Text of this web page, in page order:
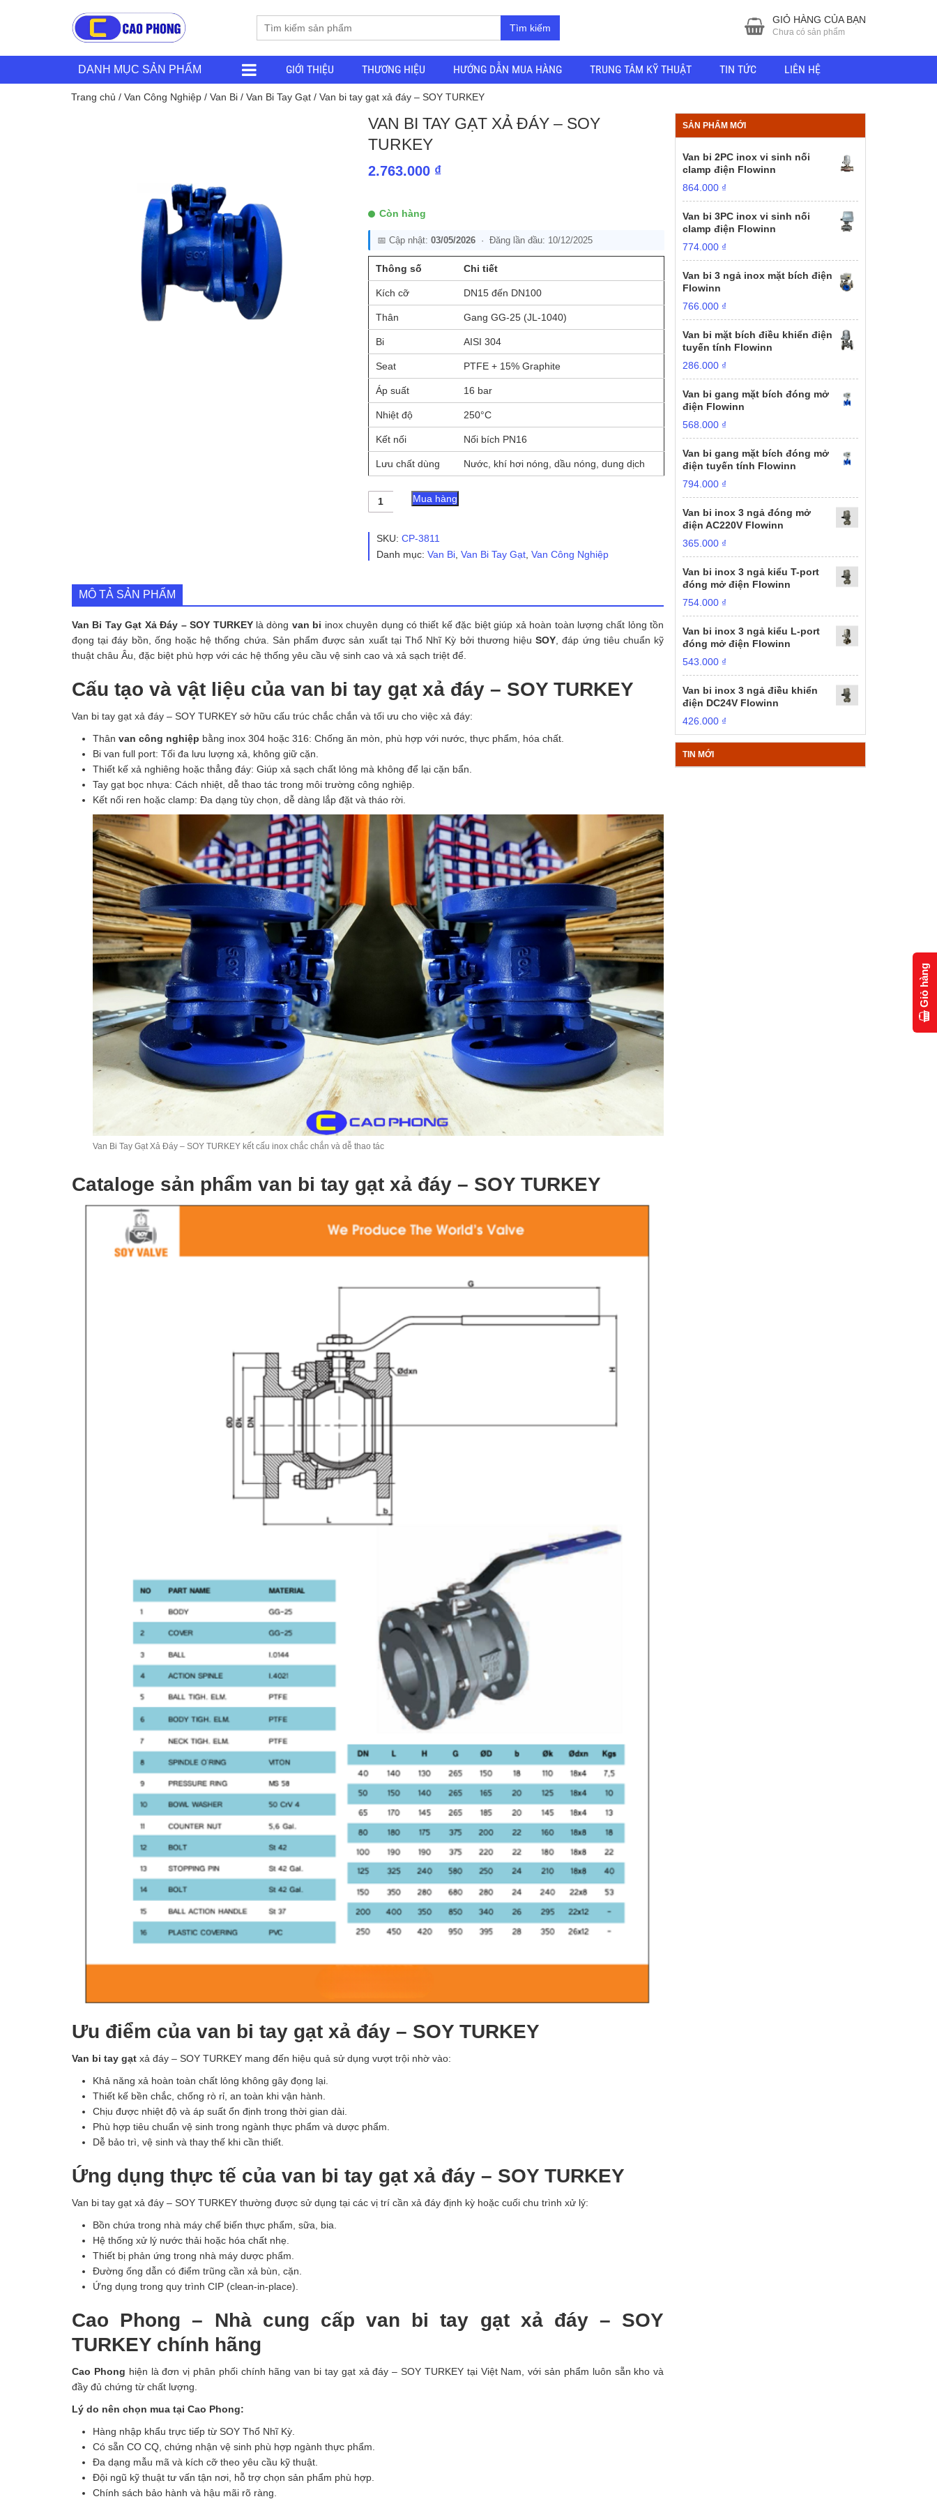
Tìm kiếm
GIỎ HÀNG CỦA BẠN
Chưa có sản phẩm
DANH MỤC SẢN PHẨM GIỚI THIỆU THƯƠNG HIỆU HƯỚNG DẪN MUA HÀNG TRUNG TÂM KỸ THUẬT TIN TỨC LIÊN HỆ
Trang chủ / Van Công Nghiệp / Van Bi / Van Bi Tay Gạt / Van bi tay gạt xả đáy – SOY TURKEY
VAN BI TAY GẠT XẢ ĐÁY – SOY
TURKEY
2.763.000 ₫
Còn hàng
📅 Cập nhật: 03/05/2026· Đăng lần đầu: 10/12/2025
Thông số Chi tiết
Kích cỡ DN15 đến DN100
Thân Gang GG-25 (JL-1040)
Bi AISI 304
Seat PTFE + 15% Graphite
Áp suất 16 bar
Nhiệt độ 250°C
Kết nối Nối bích PN16
Lưu chất dùng Nước, khí hơi nóng, dầu nóng, dung dịch
Van
gạt
đáy
số
lượng
Mua hàng
SKU: CP-3811
Danh mục: Van Bi, Van Bi Tay Gạt, Van Công Nghiệp
MÔ TẢ SẢN PHẨM
Van Bi Tay Gạt Xả Đáy – SOY TURKEYlà dòng van bi inox chuyên dụng có thiết kế đặc biệt giúp xả hoàn toàn lượng chất lỏng tồn
đọng tại đáy bồn, ống hoặc hệ thống chứa. Sản phẩm được sản xuất tại Thổ Nhĩ Kỳ bởi thương hiệuSOY , đáp ứng tiêu chuẩn kỹ
thuật châu Âu, đặc biệt phù hợp với các hệ thống yêu cầu vệ sinh cao và xả sạch triệt để.
Cấu tạo và vật liệu của van bi tay gạt xả đáy – SOY TURKEY
Van bi tay gạt xả đáy – SOY TURKEY sở hữu cấu trúc chắc chắn và tối ưu cho việc xả đáy:
Thân van công nghiệp bằng inox 304 hoặc 316: Chống ăn mòn, phù hợp với nước, thực phẩm, hóa chất.
Bi van full port: Tối đa lưu lượng xả, không giữ cặn.
Thiết kế xả nghiêng hoặc thẳng đáy: Giúp xả sạch chất lỏng mà không để lại cặn bẩn.
Tay gạt bọc nhựa: Cách nhiệt, dễ thao tác trong môi trường công nghiệp.
Kết nối ren hoặc clamp: Đa dạng tùy chọn, dễ dàng lắp đặt và tháo rời.
Van Bi Tay Gạt Xả Đáy – SOY TURKEY kết cấu inox chắc chắn và dễ thao tác
Cataloge sản phẩm van bi tay gạt xả đáy – SOY TURKEY
Ưu điểm của van bi tay gạt xả đáy – SOY TURKEY
Van bi tay gạt xả đáy – SOY TURKEY mang đến hiệu quả sử dụng vượt trội nhờ vào:
Khả năng xả hoàn toàn chất lỏng không gây đọng lại.
Thiết kế bền chắc, chống rò rỉ, an toàn khi vận hành.
Chịu được nhiệt độ và áp suất ổn định trong thời gian dài.
Phù hợp tiêu chuẩn vệ sinh trong ngành thực phẩm và dược phẩm.
Dễ bảo trì, vệ sinh và thay thế khi cần thiết.
Ứng dụng thực tế của van bi tay gạt xả đáy – SOY TURKEY
Van bi tay gạt xả đáy – SOY TURKEY thường được sử dụng tại các vị trí cần xả đáy định kỳ hoặc cuối chu trình xử lý:
Bồn chứa trong nhà máy chế biến thực phẩm, sữa, bia.
Hệ thống xử lý nước thải hoặc hóa chất nhẹ.
Thiết bị phản ứng trong nhà máy dược phẩm.
Đường ống dẫn có điểm trũng cần xả bùn, cặn.
Ứng dụng trong quy trình CIP (clean-in-place).
Cao Phong – Nhà cung cấp van bi tay gạt xả đáy – SOY
TURKEY chính hãng
Cao Phong hiện là đơn vị phân phối chính hãng van bi tay gạt xả đáy – SOY TURKEY tại Việt Nam, với sản phẩm luôn sẵn kho và
đầy đủ chứng từ chất lượng.
Lý do nên chọn mua tại Cao Phong:
Hàng nhập khẩu trực tiếp từ SOY Thổ Nhĩ Kỳ.
Có sẵn CO CQ, chứng nhận vệ sinh phù hợp ngành thực phẩm.
Đa dạng mẫu mã và kích cỡ theo yêu cầu kỹ thuật.
Đội ngũ kỹ thuật tư vấn tận nơi, hỗ trợ chọn sản phẩm phù hợp.
Chính sách bảo hành và hậu mãi rõ ràng.
SẢN PHẨM MỚI
Van bi 2PC inox vi sinh nối
clamp điện Flowinn
864.000 ₫
Van bi 3PC inox vi sinh nối
clamp điện Flowinn
774.000 ₫
Van bi 3 ngả inox mặt bích điện
Flowinn
766.000 ₫
Van bi mặt bích điều khiển điện
tuyến tính Flowinn
286.000 ₫
Van bi gang mặt bích đóng mở
điện Flowinn
568.000 ₫
Van bi gang mặt bích đóng mở
điện tuyến tính Flowinn
794.000 ₫
Van bi inox 3 ngả đóng mở
điện AC220V Flowinn
365.000 ₫
Van bi inox 3 ngả kiểu T-port
đóng mở điện Flowinn
754.000 ₫
Van bi inox 3 ngả kiểu L-port
đóng mở điện Flowinn
543.000 ₫
Van bi inox 3 ngả điều khiển
điện DC24V Flowinn
426.000 ₫
TIN MỚI
Giỏ hàng